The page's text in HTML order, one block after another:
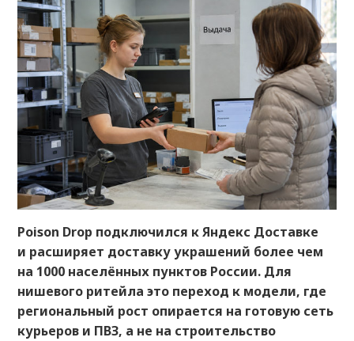
Poison Drop подключился к Яндекс Доставке
и расширяет доставку украшений более чем
на 1000 населённых пунктов России. Для
нишевого ритейла это переход к модели, где
региональный рост опирается на готовую сеть
курьеров и ПВЗ, а не на строительство